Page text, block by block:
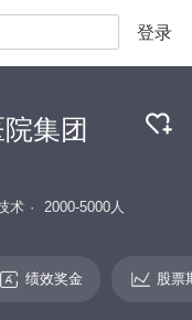
登录
集团
术 2000-5000人
绩效奖金 股票